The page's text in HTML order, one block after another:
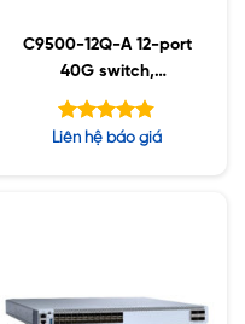
C9500-12Q-A 12-port
40G switch,
Advantage
Được xếp
Liên hệ báo giá